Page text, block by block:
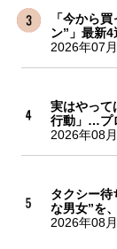
「今から
ン”」最新
2026年07
実はやって
行動」…プ
2026年08
タクシー待
な男女”を
2026年08